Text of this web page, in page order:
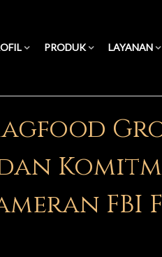
PRODUK LAYANAN
FBI